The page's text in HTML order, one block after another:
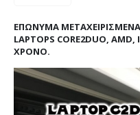
10.00€.
ΕΠΏΝΥΜΑ
LAPTOPS CORE2DUO,
ΧΡΌΝΟ.